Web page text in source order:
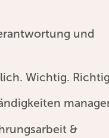
und
Wichtig.
&